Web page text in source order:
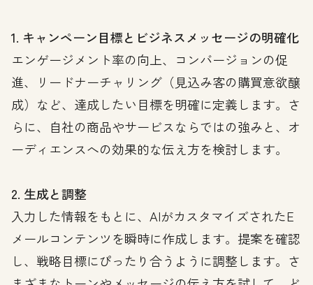
1. キャンペーン目標とビジネスメッセージの明確化
エンゲージメント率の向上、コンバージョンの促
進、リードナーチャリング（見込み客の購買意欲醸
成）など、達成したい目標を明確に定義します。さ
らに、自社の商品やサービスならではの強みと、オ
ーディエンスへの効果的な伝え方を検討します。
2. 生成と調整
入力した情報をもとに、AIがカスタマイズされたE
メールコンテンツを瞬時に作成します。提案を確認
し、戦略目標にぴったり合うように調整します。さ